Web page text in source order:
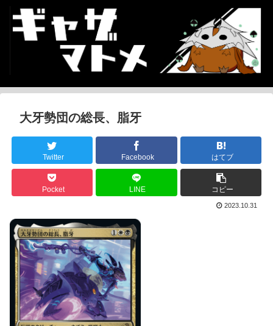
大牙勢団の総長、脂牙
Twitter Facebook はてブ
Pocket LINE コピー
2023.10.31